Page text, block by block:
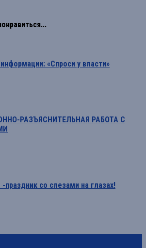
«Спроси у власти»
РАЗЪЯСНИТЕЛЬНАЯ РАБОТА С
со слезами на глазах!